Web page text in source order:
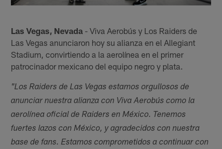
Las Vegas, Nevada - Viva Aerobús y Los Raiders de
Las Vegas anunciaron hoy su alianza en el Allegiant
Stadium, convirtiendo a la aerolínea en el primer
patrocinador mexicano del equipo negro y plata.
"Los Raiders de Las Vegas estamos orgullosos de
anunciar nuestra alianza con Viva Aerobús como la
aerolínea oficial de Raiders en México. Tenemos
fuertes lazos con México, y agradecidos con nuestra
base de fans. Estamos comprometidos a continuar con